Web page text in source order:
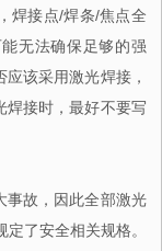
焊接点/焊条/焦点全
无法确保足够的强
该采用激光焊接，
焊接时，最好不要写
事故，因此全部激光
了安全相关规格。